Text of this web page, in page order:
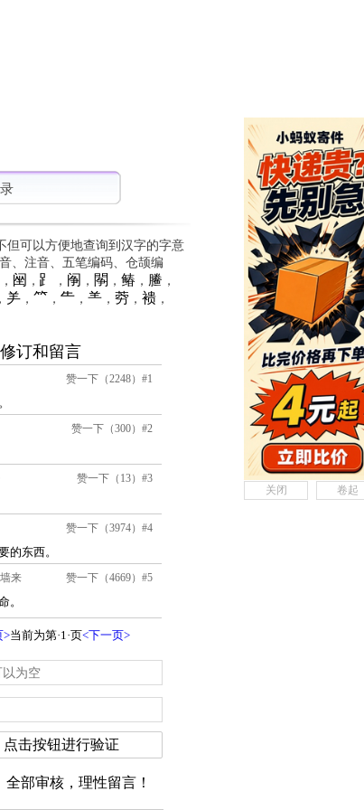
但可以方便地查询到汉字的字意
、注音、五笔编码、仓颉编
， 䦷 ， ⻊ ， 䦶 ， 䦛 ， 䲠 ， 䲢 ，
， ⺶， ⺮ ， ⺧， ⺷， 䓖， 䙌，
关闭 卷起